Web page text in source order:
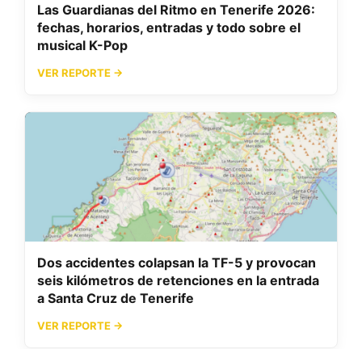
Las Guardianas del Ritmo en Tenerife 2026:
fechas, horarios, entradas y todo sobre el
musical K-Pop
VER REPORTE →
Dos accidentes colapsan la TF-5 y provocan
seis kilómetros de retenciones en la entrada
a Santa Cruz de Tenerife
VER REPORTE →